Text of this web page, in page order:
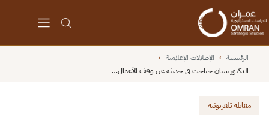
الرئيسية › الإطلالات الإعلامية ›
الدكتور سنان حتاحت في حديثه عن وقف الأعمال…
مقابلة تلفزيونية